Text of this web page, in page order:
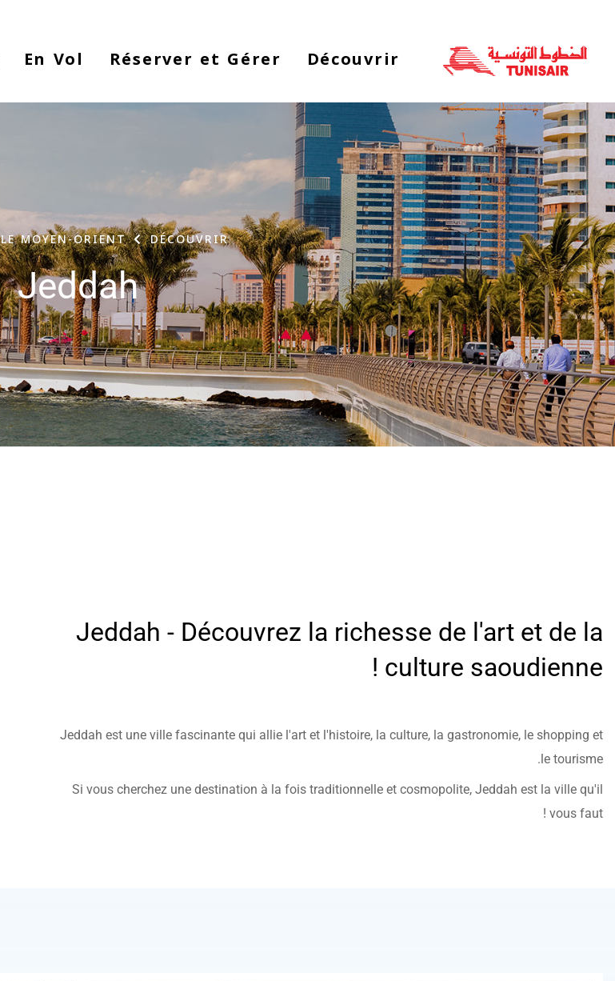
Accessibility
screen
reader.
To
start
the
All
in
One
Accessibility
screen
reader,
press
"Ctrl
+
/".
This
shortcut
activates
interact
with
the
content.
main
content
Découvrir
Réserver et Gérer
En Vol
DÉCOUVRIR
LE MOYEN-ORIENT
Jeddah
Jeddah - Découvrez la richesse de l'art et de la
culture saoudienne !
Jeddah est une ville fascinante qui allie l'art et l'histoire, la culture, la gastronomie, le shopping et
le tourisme.
Si vous cherchez une destination à la fois traditionnelle et cosmopolite, Jeddah est la ville qu'il
vous faut !